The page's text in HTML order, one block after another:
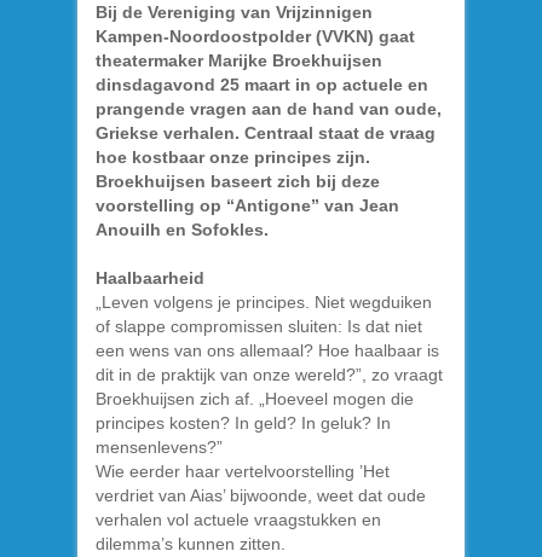
Bij de Vereniging van Vrijzinnigen
Kampen-Noordoostpolder (VVKN) gaat
theatermaker Marijke Broekhuijsen
dinsdagavond 25 maart in op actuele en
prangende vragen aan de hand van oude,
Griekse verhalen. Centraal staat de vraag
hoe kostbaar onze principes zijn.
Broekhuijsen baseert zich bij deze
voorstelling op “Antigone” van Jean
Anouilh en Sofokles.
Haalbaarheid
„Leven volgens je principes. Niet wegduiken
of slappe compromissen sluiten: Is dat niet
een wens van ons allemaal? Hoe haalbaar is
dit in de praktijk van onze wereld?”, zo vraagt
Broekhuijsen zich af. „Hoeveel mogen die
principes kosten? In geld? In geluk? In
mensenlevens?”
Wie eerder haar vertelvoorstelling ’Het
verdriet van Aias’ bijwoonde, weet dat oude
verhalen vol actuele vraagstukken en
dilemma’s kunnen zitten.